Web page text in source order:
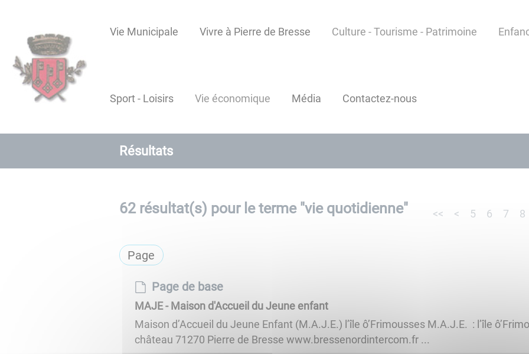
rapide
menu
rapide
contenu
principal
rapide
recherche
rapide
pied
Vie Municipale Vivre à Pierre de Bresse Culture - Tourisme - Patrimoine
Sport - Loisirs Vie économique Média Contactez-nous
Résultats
62résultat(s) pour le terme "vie quotidienne" << < 5 6 7 8
Page
Page de base
MAJE - Maison d'Accueil du Jeune enfant
Maison d’Accueil du Jeune Enfant (M.A.J.E.) l’île ô’Frimousses M.A.J.E. : ​​​​​​​l’île
château 71270 Pierre de Bresse www.bressenordintercom.fr ...